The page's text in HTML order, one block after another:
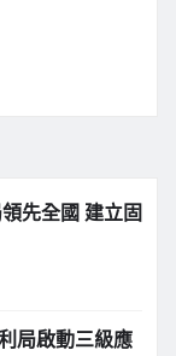
先全國 建立固
局啟動三級應